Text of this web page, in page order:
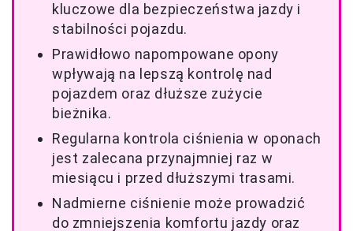
kluczowe dla bezpieczeństwa jazdy i
stabilności pojazdu.
Prawidłowo napompowane opony
wpływają na lepszą kontrolę nad
pojazdem oraz dłuższe zużycie
bieżnika.
Regularna kontrola ciśnienia w oponach
jest zalecana przynajmniej raz w
miesiącu i przed dłuższymi trasami.
Nadmierne ciśnienie może prowadzić
do zmniejszenia komfortu jazdy oraz